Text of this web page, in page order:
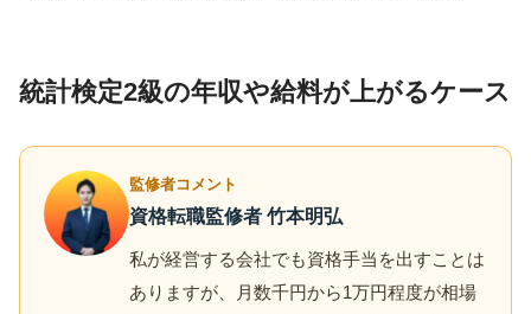
統計検定2級の年収や給料が上がるケース
監修者コメント
資格転職監修者 竹本明弘
私が経営する会社でも資格手当を出すことは
ありますが、月数千円から1万円程度が相場